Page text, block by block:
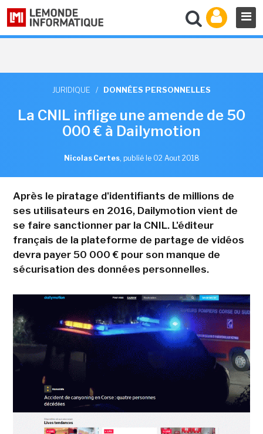
JURIDIQUE / DONNÉES PERSONNELLES
La CNIL inflige une amende de 50
000 € à Dailymotion
Nicolas Certes, publié le 02 Aout 2018
Après le piratage d'identifiants de millions de
ses utilisateurs en 2016, Dailymotion vient de
se faire sanctionner par la CNIL. L'éditeur
français de la plateforme de partage de vidéos
devra payer 50 000 € pour son manque de
sécurisation des données personnelles.